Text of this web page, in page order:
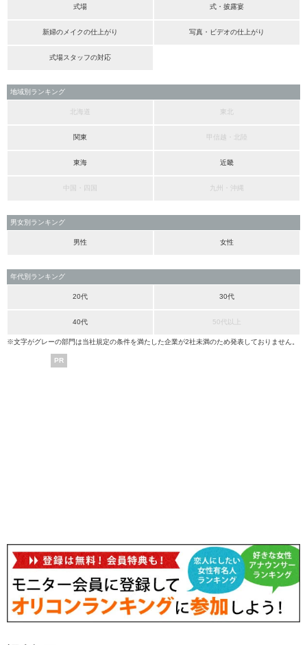
式場 式・披露宴
新婦のメイクの仕上がり 写真・ビデオの仕上がり
式場スタッフの対応
地域別ランキング
北海道 東北
関東 甲信越・北陸
東海 近畿
中国・四国 九州・沖縄
男女別ランキング
男性 女性
年代別ランキング
20代 30代
40代 50代以上
※文字がグレーの部門は当社規定の条件を満たした企業が2社未満のため発表しておりません。
PR